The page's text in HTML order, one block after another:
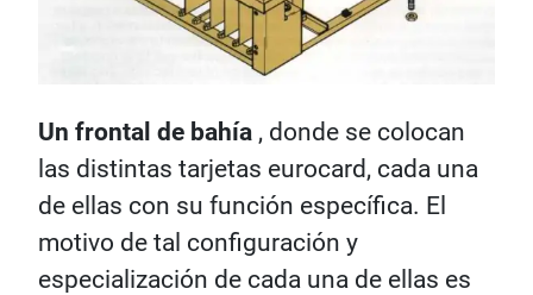
Un frontal de bahía , donde se colocan
las distintas tarjetas eurocard, cada una
de ellas con su función específica. El
motivo de tal configuración y
especialización de cada una de ellas es